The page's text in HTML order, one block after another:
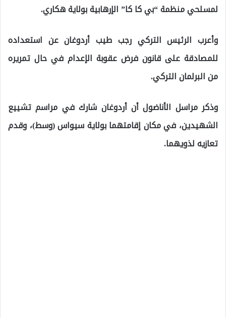
لمسلحي منظمة “بي كا كا” الإرهابية بولاية هكاري.
وأعرب الرئيس التركي رجب طيب أردوغان عن استعداده
للمصادقة على قانون فرض عقوبة الإعدام في حال تمريره
من البرلمان التركي.
وذكر مراسل الأناضول أن أردوغان شارك في مراسم تشييع
الشهيدين، في مكان إقامتهما بولاية سيواس (وسط)، وقدم
تعازيه لذويهما.